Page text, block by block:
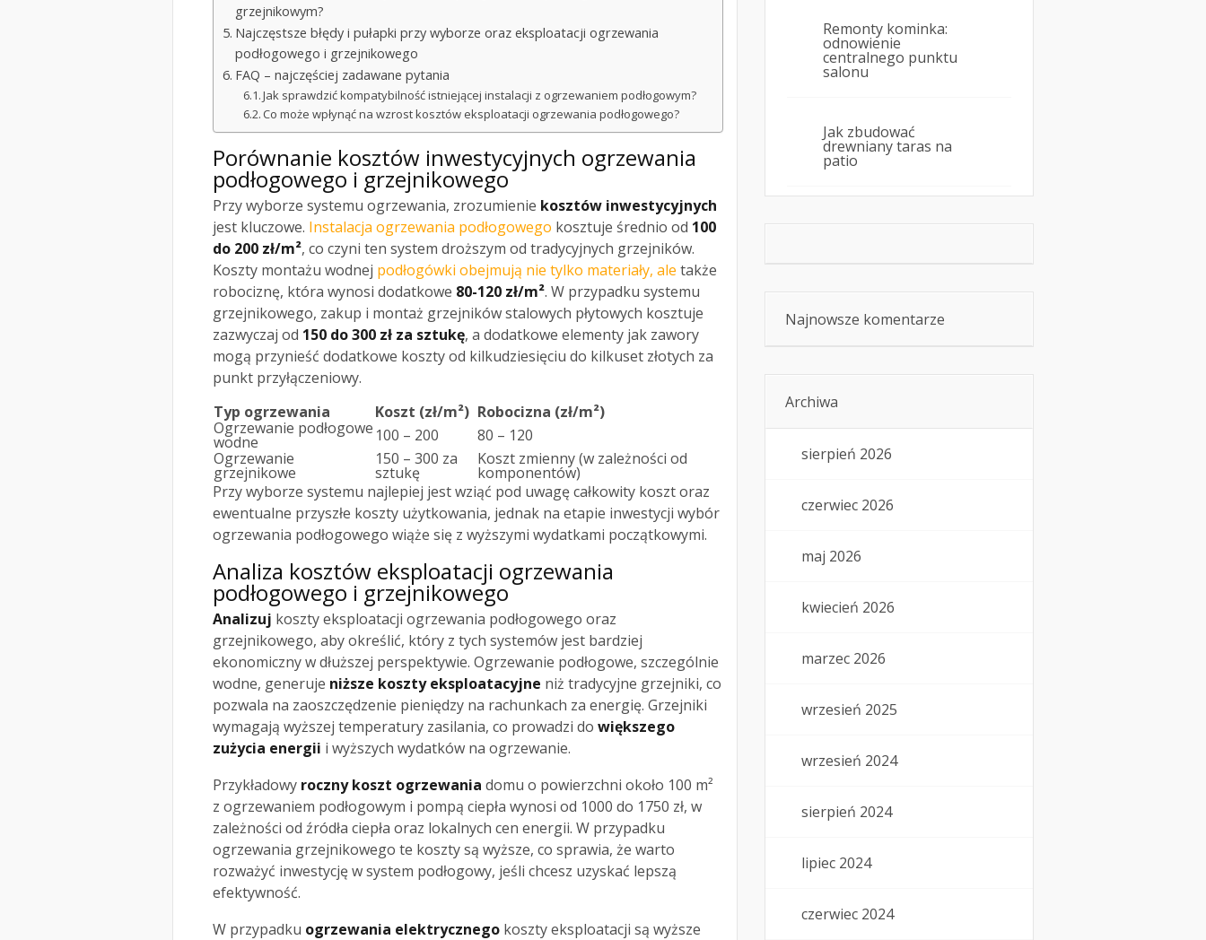
grzejnikowym?
Najczęstsze błędy i pułapki przy wyborze oraz eksploatacji ogrzewania
podłogowego i grzejnikowego
FAQ – najczęściej zadawane pytania
Jak sprawdzić kompatybilność istniejącej instalacji z ogrzewaniem podłogowym?
Co może wpłynąć na wzrost kosztów eksploatacji ogrzewania podłogowego?
Porównanie kosztów inwestycyjnych ogrzewania
podłogowego i grzejnikowego
Przy wyborze systemu ogrzewania, zrozumienie kosztów inwestycyjnych
jest kluczowe. Instalacja ogrzewania podłogowego kosztuje średnio od 100
do 200 zł/m², co czyni ten system droższym od tradycyjnych grzejników.
Koszty montażu wodnej podłogówki obejmują nie tylko materiały, ale także
robociznę, która wynosi dodatkowe 80-120 zł/m². W przypadku systemu
grzejnikowego, zakup i montaż grzejników stalowych płytowych kosztuje
zazwyczaj od 150 do 300 zł za sztukę, a dodatkowe elementy jak zawory
mogą przynieść dodatkowe koszty od kilkudziesięciu do kilkuset złotych za
punkt przyłączeniowy.
Typ ogrzewania
Koszt (zł/m²) Robocizna (zł/m²)
Ogrzewanie podłogowe
wodne 100 – 200
80 – 120
Ogrzewanie
grzejnikowe
150 – 300 za
sztukę
Koszt zmienny (w zależności od
komponentów)
Przy wyborze systemu najlepiej jest wziąć pod uwagę całkowity koszt oraz
ewentualne przyszłe koszty użytkowania, jednak na etapie inwestycji wybór
ogrzewania podłogowego wiąże się z wyższymi wydatkami początkowymi.
Analiza kosztów eksploatacji ogrzewania
podłogowego i grzejnikowego
Analizuj koszty eksploatacji ogrzewania podłogowego oraz
grzejnikowego, aby określić, który z tych systemów jest bardziej
ekonomiczny w dłuższej perspektywie. Ogrzewanie podłogowe, szczególnie
wodne, generuje niższe koszty eksploatacyjne niż tradycyjne grzejniki, co
pozwala na zaoszczędzenie pieniędzy na rachunkach za energię. Grzejniki
wymagają wyższej temperatury zasilania, co prowadzi do większego
zużycia energii i wyższych wydatków na ogrzewanie.
Przykładowy roczny koszt ogrzewania domu o powierzchni około 100 m²
z ogrzewaniem podłogowym i pompą ciepła wynosi od 1000 do 1750 zł, w
zależności od źródła ciepła oraz lokalnych cen energii. W przypadku
ogrzewania grzejnikowego te koszty są wyższe, co sprawia, że warto
rozważyć inwestycję w system podłogowy, jeśli chcesz uzyskać lepszą
efektywność.
W przypadku ogrzewania elektrycznego koszty eksploatacji są wyższe
Remonty kominka:
odnowienie
centralnego punktu
salonu
Jak zbudować
drewniany taras na
patio
Najnowsze komentarze
Archiwa
sierpień 2026
czerwiec 2026
maj 2026
kwiecień 2026
marzec 2026
wrzesień 2025
wrzesień 2024
sierpień 2024
lipiec 2024
czerwiec 2024